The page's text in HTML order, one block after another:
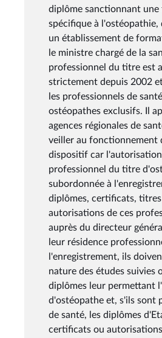
diplôme sanctionnant
spécifique à l'ostéopathie,
un établissement de
le ministre chargé de la
professionnel du titre est
strictement depuis 2002
les professionnels de
ostéopathes exclusifs. Il
agences régionales de
veiller au fonctionnement
dispositif car
professionnel du titre
subordonnée à
diplômes, certificats,
autorisations de ces
auprès du directeur
leur résidence
l'enregistrement, ils
nature des études suivies
diplômes leur permettant
d'ostéopathe et, s'ils sont
de santé, les diplômes
certificats ou